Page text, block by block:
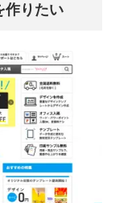
作りたい